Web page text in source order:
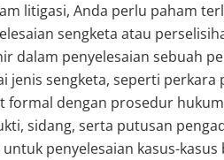
litigasi, Anda perlu paham
sengketa atau
dalam penyelesaian sebuah
jenis sengketa, seperti perkara
formal dengan prosedur
sidang, serta putusan
penyelesaian kasus-kasus